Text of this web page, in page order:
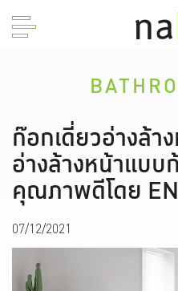
ก๊อกเดี่ยวอ่างล้า
อ่างล้างหน้าแบบ
คุณภาพดีโดย EN
07/12/2021